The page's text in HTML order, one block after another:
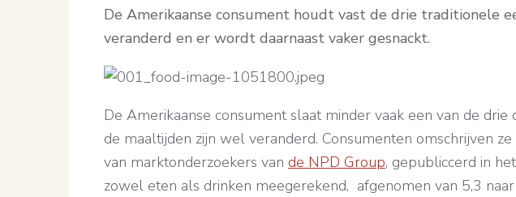
De Amerikaanse consument houdt vast de drie traditionele
veranderd en er wordt daarnaast vaker gesnackt.
De Amerikaanse consument slaat minder vaak een van de
de maaltijden zijn wel veranderd. Consumenten omschrijven
van marktonderzoekers van de NPD Group, gepubliccerd in
zowel eten als drinken meegerekend, afgenomen van 5,3